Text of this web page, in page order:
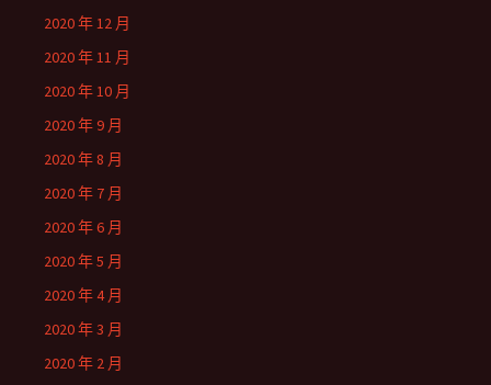
2020 年 12 月
2020 年 11 月
2020 年 10 月
2020 年 9 月
2020 年 8 月
2020 年 7 月
2020 年 6 月
2020 年 5 月
2020 年 4 月
2020 年 3 月
2020 年 2 月